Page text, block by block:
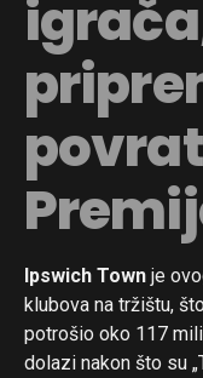
Ipswich Town je
klubova na tržištu,
potrošio oko 117
dolazi nakon što su